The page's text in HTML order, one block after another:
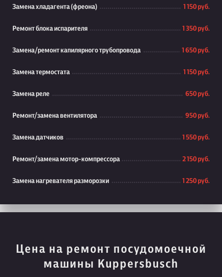
Замена хладагента (фреона) 1 150 руб.
Ремонт блока испарителя 1 350 руб.
Замена/ремонт капилярного трубопровода 1 650 руб.
Замена термостата 1 150 руб.
Замена реле 650 руб.
Ремонт/замена вентилятора 950 руб.
Замена датчиков 1 550 руб.
Ремонт/замена мотор-компрессора 2 150 руб.
Замена нагревателя разморозки 1 250 руб.
Цена на ремонт посудомоечной
машины Kuppersbusch